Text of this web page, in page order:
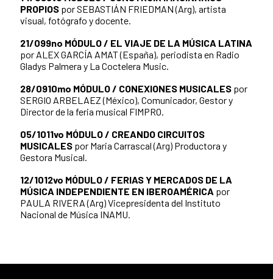
PROPIOS por SEBASTIÁN FRIEDMAN (Arg), artista
visual, fotógrafo y docente.
21/099no MÓDULO / EL VIAJE DE LA MÚSICA LATINA
por ALEX GARCÍA AMAT (España), periodista en Radio
Gladys Palmera y La Coctelera Music.
28/0910mo MÓDULO / CONEXIONES MUSICALES por
SERGIO ARBELAEZ (México), Comunicador, Gestor y
Director de la feria musical FIMPRO.
05/1011vo MÓDULO / CREANDO CIRCUITOS
MUSICALES por Maria Carrascal (Arg) Productora y
Gestora Musical.
12/1012vo MÓDULO / FERIAS Y MERCADOS DE LA
MÚSICA INDEPENDIENTE EN IBEROAMÉRICA por
PAULA RIVERA (Arg) Vicepresidenta del Instituto
Nacional de Música INAMU.